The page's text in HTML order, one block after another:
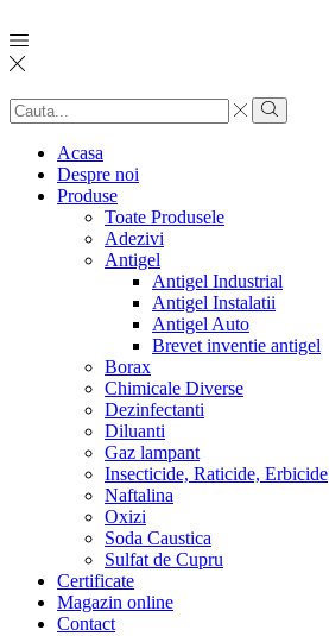
Search
input
Search
Acasa
Despre noi
Produse
Toate Produsele
Adezivi
Antigel
Antigel Industrial
Antigel Instalatii
Antigel Auto
Brevet inventie antigel
Borax
Chimicale Diverse
Dezinfectanti
Diluanti
Gaz lampant
Insecticide, Raticide, Erbicide
Naftalina
Oxizi
Soda Caustica
Sulfat de Cupru
Certificate
Magazin online
Contact